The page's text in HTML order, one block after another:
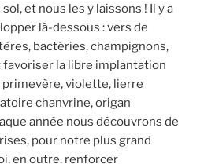
et nous les y laissons ! Il y a
là-dessous : vers de
bactéries, champignons,
favoriser la libre implantation
primevère, violette, lierre
chanvrine, origan
année nous découvrons de
pour notre plus grand
en outre, renforcer